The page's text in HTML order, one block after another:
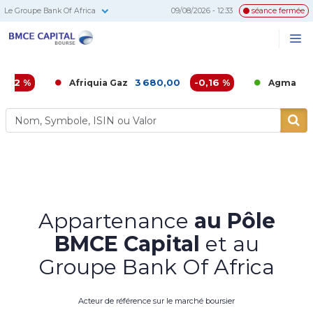
Le Groupe Bank Of Africa 09/08/2026 - 12:33 séance fermée
Afriquia Gaz 3 680,00 -0,16 % Agma 6 860,00
Appartenance au Pôle
BMCE Capital et au
Groupe Bank Of Africa
Acteur de référence sur le marché boursier